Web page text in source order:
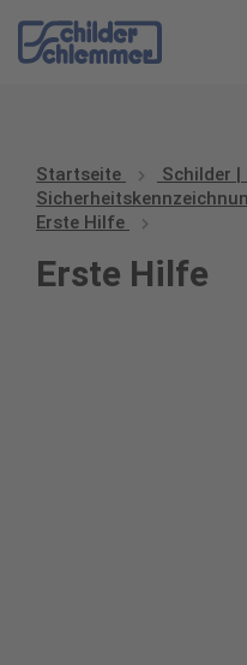
Startseite
Schilder |
Erste Hilfe
Erste Hilfe